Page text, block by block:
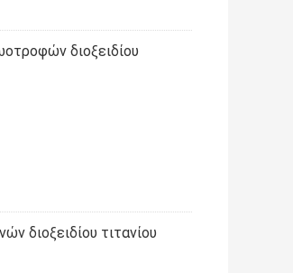
διοξειδίου
διοξειδίου τιτανίου